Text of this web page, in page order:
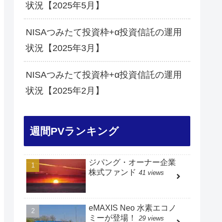
状況【2025年5月】
NISAつみたて投資枠+α投資信託の運用
状況【2025年3月】
NISAつみたて投資枠+α投資信託の運用
状況【2025年2月】
週間PVランキング
ジパング・オーナー企業
株式ファンド 41 views
eMAXIS Neo 水素エコノ
ミーが登場！
29 views